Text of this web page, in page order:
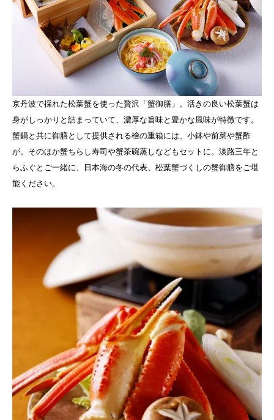
京丹波で採れた松葉蟹を使った贅沢「蟹御膳」。活きの良い松葉蟹は
身がしっかりと詰まっていて、濃厚な旨味と豊かな風味が特徴です。
蟹鍋と共に御膳として提供される檜の重箱には、小鉢や前菜や蟹酢
が。そのほか蟹ちらし寿司や蟹茶碗蒸しなどもセットに。淡路三年と
らふぐとご一緒に、日本海の冬の代表、松葉蟹づくしの蟹御膳をご堪
能ください。